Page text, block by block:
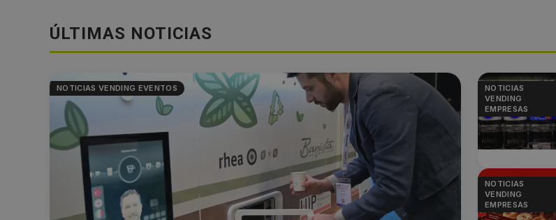
ÚLTIMAS NOTICIAS
NOTICIAS VENDING EVENTOS
NOTICIAS
VENDING
EMPRESAS
NOTICIAS
VENDING
EMPRESAS